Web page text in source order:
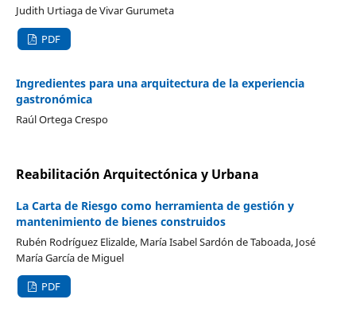
Judith Urtiaga de Vivar Gurumeta
PDF
Ingredientes para una arquitectura de la experiencia
gastronómica
Raúl Ortega Crespo
Reabilitación Arquitectónica y Urbana
La Carta de Riesgo como herramienta de gestión y
mantenimiento de bienes construidos
Rubén Rodríguez Elizalde, María Isabel Sardón de Taboada, José
María García de Miguel
PDF